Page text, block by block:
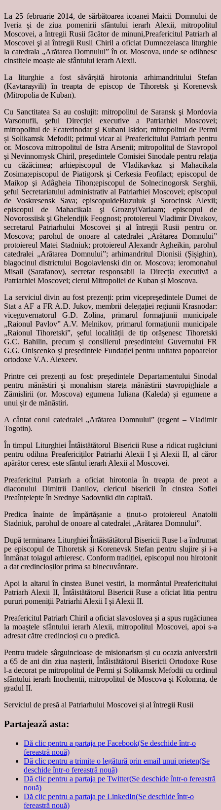
La 25 februarie 2014, de sărbătoarea icoanei Maicii Domnului de
Iveria și de ziua pomenirii sfântului ierarh Alexii, mitropolitul
Moscovei, a întregii Rusii făcător de minuni,Preafericitul Patriarh al
Moscovei şi al întregii Rusii Chiril a oficiat Dumnezeiasca liturghie
la catedrala „Arătarea Domnului” în or. Moscova, unde se odihnesc
cinstitele moaște ale sfântului ierarh Alexii.
La liturghie a fost săvârșită hirotonia arhimandritului Stefan
(Kavtarașvili) în treapta de episcop de Tihoretsk și Korenevsk
(Mitropolia de Kuban).
Cu Sanctitatea Sa au coslujit: mitropolitul de Saransk şi Mordovia
Varsonufii, şeful Direcției executive a Patriarhiei Moscovei;
mitropolitul de Ecaterinodar şi Kubani Isidor; mitropolitul de Permi
și Solikamsk Mefodii; primul vicar al Preafericitului Patriarh pentru
or. Moscova mitropolitul de Istra Arsenii; mitropolitul de Stavropol
şi Nevinnomysk Chiril, preşedintele Comisiei Sinodale pentru relaţia
cu căzăcimea; arhiepiscopul de Vladikavkaz şi Mahacikala
Zosima;episcopul de Piatigorsk şi Cerkesia Feofilact; episcopul de
Maikop şi Adâgheia Tihon;episcopul de Solnecinogorsk Serghii,
şeful Secretariatului administrativ al Patriarhiei Moscovei; episcopul
de Voskresensk Sava; episcopuldeBuzuluk şi Sorocinsk Alexii;
episcopul de Mahacikala şi GroznyiVarlaam; episcopul de
Novorossiisk şi Ghelendjik Feognost; protoiereul Vladimir Divakov,
secretarul Patriarhului Moscovei şi al întregii Rusii pentru or.
Moscova; parohul de onoare al catedralei „Arătarea Domnului”
protoiereul Matei Stadniuk; protoiereul Alexandr Agheikin, parohul
catedralei „Arătarea Domnului”; arhimandritul Dionisii (Șișighin),
blagocinul districtului Bogoiavlenski din or. Moscova; ieromonahul
Misail (Sarafanov), secretar responsabil la Direcția executivă a
Patriarhiei Moscovei; clerul Mitropoliei de Kuban și Moscova.
La serviciul divin au fost prezenți: prim vicepreşedintele Dumei de
Stat a AF a FR A.D. Jukov, membrii delegației regiunii Krasnodar:
viceguvernatorul G.D. Zolina, primarul formațiunii municipale
„Raionul Pavlov” A.V. Melnikov, primarul formațiunii municipale
„Raionul Tihoretski”, șeful localității de tip orășenesc Tihoretski
G.C. Bahilin, precum și consilierul președintelui Guvernului FR
G.G. Onișcenko și președintele Fundației pentru unitatea popoarelor
ortodoxe V.A. Alexeev.
Printre cei prezenți au fost: președintele Departamentului Sinodal
pentru mănăstiri şi monahism stareţa mănăstirii stavropighiale a
Zămislirii (or. Moscova) egumena Iuliana (Kaleda) și egumene a
unui șir de mănăstiri.
A cântat corul catedralei „Arătarea Domnului” (regent – Vladimir
Togotin).
În timpul Liturghiei Întâistătătorul Bisericii Ruse a ridicat rugăciuni
pentru odihna Preafericiților Patriarhi Alexii I și Alexii II, al căror
apărător ceresc este sfântul ierarh Alexii al Moscovei.
Preafericitul Patriarh a oficiat hirotonia în treapta de preot a
diaconului Dimitrii Danilov, clericul bisericii în cinstea Sofiei
Preaînțelepte în Srednye Sadovniki din capitală.
Predica înainte de împărtășanie a ținut-o protoiereul Anatolii
Stadniuk, parohul de onoare al catedralei „Arătarea Domnului”.
După terminarea Liturghiei Întâistătătorul Bisericii Ruse l-a îndrumat
pe episcopul de Tihoretsk și Korenevsk Stefan pentru slujire și i-a
înmânat toiagul arhieresc. Conform tradiției, episcopul nou hirotonit
a dat credincioșilor prima sa binecuvântare.
Apoi la altarul în cinstea Bunei vestiri, la mormântul Preafericitului
Patriarh Alexii II, Întâistătătorul Bisericii Ruse a oficiat litia pentru
pururi pomeniții Patriarhi Alexii I și Alexii II.
Preafericitul Patriarh Chiril a oficiat slavoslovea și a spus rugăciunea
la moaștele sfântului ierarh Alexii, mitropolitul Moscovei, apoi s-a
adresat către credincioși cu o predică.
Pentru trudele sârguincioase de misionarism și cu ocazia aniversării
a 65 de ani din ziua nașterii, Întâistătătorul Bisericii Ortodoxe Ruse
l-a decorat pe mitropolitul de Permi și Solikamsk Mefodii cu ordinul
sfântului ierarh Inochentii, mitropolitul de Moscova și Kolomna, de
gradul II.
Serviciul de presă al Patriarhului Moscovei și al întregii Rusii
Partajează asta:
Dă clic pentru a partaja pe Facebook(Se deschide într-o
fereastră nouă)
Dă clic pentru a trimite o legătură prin email unui prieten(Se
deschide într-o fereastră nouă)
Dă clic pentru a partaja pe Twitter(Se deschide într-o fereastră
nouă)
Dă clic pentru a partaja pe LinkedIn(Se deschide într-o
fereastră nouă)